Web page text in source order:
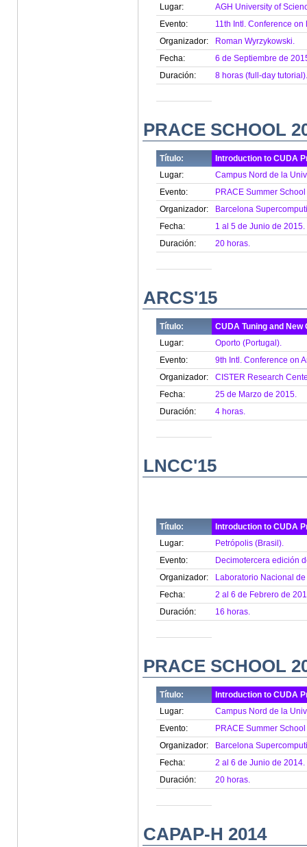
Lugar:
AGH University of
Evento:
11th Intl. Conference
Organizador:
Roman Wyrzykowski.
Fecha:
6 de Septiembre de
Duración:
8 horas (full-day tutorial).
PRACE SCHOOL
Título:
Introduction to CUDA
Lugar:
Campus Nord de la
Evento:
PRACE Summer
Organizador:
Barcelona
Fecha:
1 al 5 de Junio de 2015.
Duración:
20 horas.
ARCS'15
Título:
CUDA Tuning and New
Lugar:
Oporto (Portugal).
Evento:
9th Intl. Conference on
Organizador:
CISTER Research
Fecha:
25 de Marzo de 2015.
Duración:
4 horas.
LNCC'15
Título:
Introduction to CUDA
Lugar:
Petrópolis (Brasil).
Evento:
Decimotercera edición
Organizador:
Laboratorio Nacional
Fecha:
2 al 6 de Febrero de
Duración:
16 horas.
PRACE SCHOOL
Título:
Introduction to CUDA
Lugar:
Campus Nord de la
Evento:
PRACE Summer
Organizador:
Barcelona
Fecha:
2 al 6 de Junio de 2014.
Duración:
20 horas.
CAPAP-H 2014